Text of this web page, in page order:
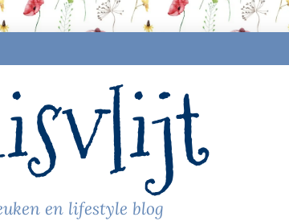
en lifestyle blog